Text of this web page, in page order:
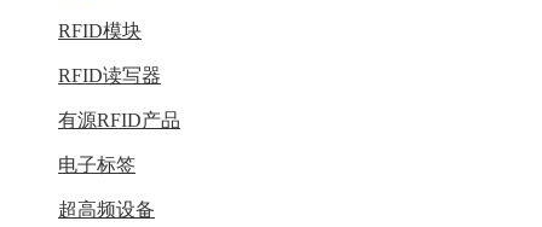
RFID模块
RFID读写器
有源RFID产品
电子标签
超高频设备